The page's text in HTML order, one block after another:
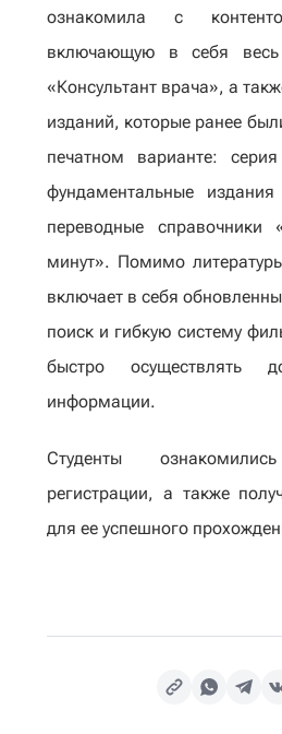
ознакомила с
включающую в себя весь
«Консультант врача», а
изданий, которые ранее
печатном варианте:
фундаментальные
переводные справочники
минут». Помимо
включает в себя
поиск и гибкую систему
быстро осуществлять
информации.
Студенты
регистрации, а также
для ее успешного